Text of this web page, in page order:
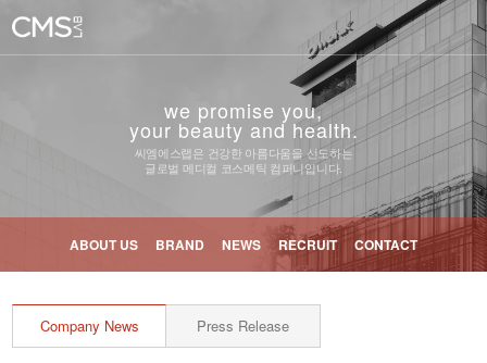
we promise you,
your beauty and health.
씨엠에스랩은 건강한 아름다움을 선도하는
글로벌 메디컬 코스메틱 컴퍼니입니다.
ABOUT US BRAND NEWS RECRUIT CONTACT
Company News Press Release